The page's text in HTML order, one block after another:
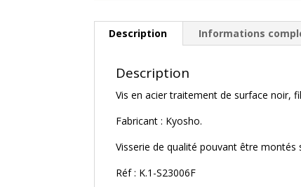
Description Informations
Description
Vis en acier traitement de surface noir,
Fabricant : Kyosho.
Visserie de qualité pouvant être montés
Réf : K.1-S23006F